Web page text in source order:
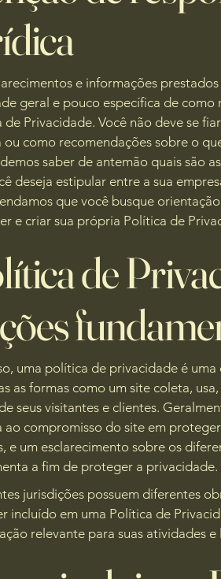
e informações
geral e pouco específica de
de Privacidade. Você não deve se
ou como recomendações sobre o
saber de antemão quais são
deseja estipular entre a sua
que você busque
e criar sua própria Política de
de
uma política de privacidade é
as formas como um site coleta,
seus visitantes e clientes.
ao compromisso do site em
e um esclarecimento sobre os
a fim de proteger a privacidade.
jurisdições possuem diferentes
incluído em uma Política de
relevante para suas atividades e